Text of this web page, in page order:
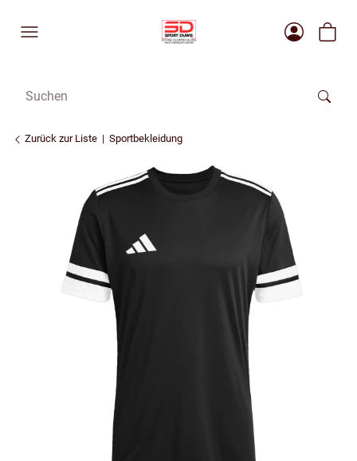
Zurück zur Liste Sportbekleidung